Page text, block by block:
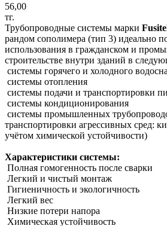
56,00
тг.
Трубопроводные системы марки
рандом сополимера (тип 3) идеально
использования в гражданском и
строительстве внутри зданий в
системы горячего и холодного
системы отопления
системы подачи и транспортировки
системы кондиционирования
системы промышленных
транспортировки агрессивных сред:
учётом химической устойчивости)
Характеристики системы:
Полная гомогенность после сварки
Легкий и чистый монтаж
Гигиеничность и экологичность
Легкий вес
Низкие потери напора
Химическая устойчивость